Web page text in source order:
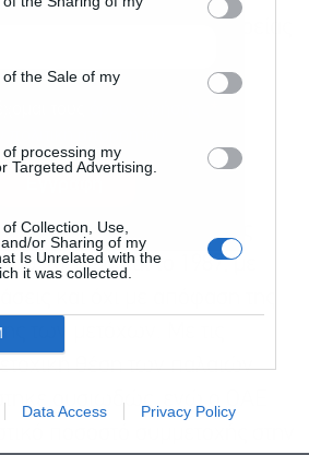
the Sale of my
processing my
Targeted Advertising.
Collection, Use,
or Sharing of my
Is Unrelated with the
it was collected.
Data Access Privacy Policy
μετόχους της εταιρείας
η οποία το 1984
Επιχειρήσεων, λόγω
συνέχισης της
δύο αυξήσεις
το 1986 και το 1987, με
και όχι με απόφαση της
των μετόχων. Με τις
θέση των παλαιών
ουσιωδώς, ενώ ο ΟΑΕ
τους